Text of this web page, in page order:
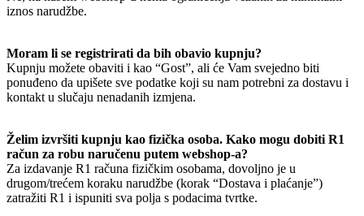
iznos narudžbe.
Moram li se registrirati da bih obavio kupnju?
Kupnju možete obaviti i kao “Gost”, ali će Vam svejedno biti
ponuđeno da upišete sve podatke koji su nam potrebni za dostavu i
kontakt u slučaju nenadanih izmjena.
Želim izvršiti kupnju kao fizička osoba. Kako mogu dobiti R1
račun za robu naručenu putem webshop-a?
Za izdavanje R1 računa fizičkim osobama, dovoljno je u
drugom/trećem koraku narudžbe (korak “Dostava i plaćanje”)
zatražiti R1 i ispuniti sva polja s podacima tvrtke.